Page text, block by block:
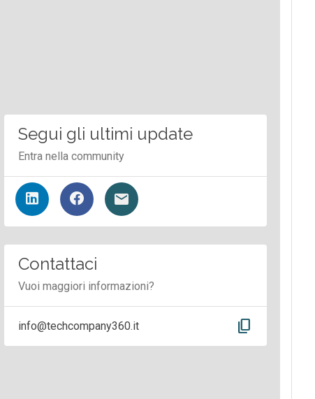
Segui gli ultimi update
Entra nella community
Contattaci
Vuoi maggiori informazioni?
info@techcompany360.it content_copy